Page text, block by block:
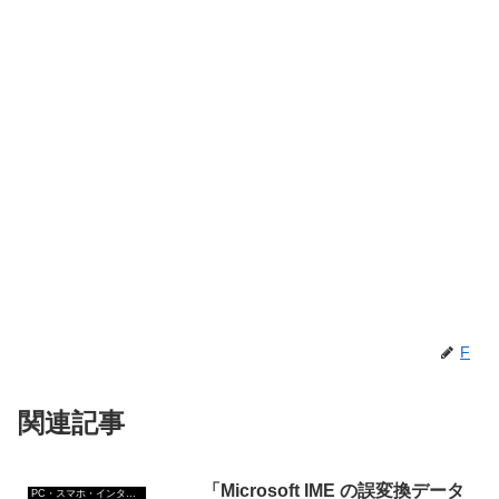
F
関連記事
PC・スマホ・インターネットトラブルの解消方法 「Microsoft IME の誤変換データ